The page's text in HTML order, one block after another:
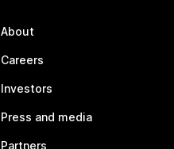
About
Careers
Investors
Press and media
Partners